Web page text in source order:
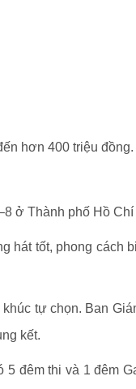
hơn 400 triệu đồng.
ở Thành phố Hồ Chí
hát tốt, phong cách
tự chọn. Ban
kết.
5 đêm thi và 1 đêm